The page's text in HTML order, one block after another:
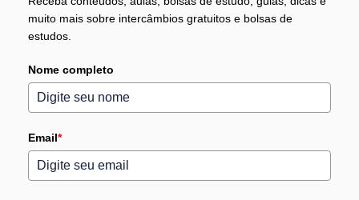
muito mais sobre intercâmbios gratuitos e bolsas de
estudos.
Nome completo
Email*